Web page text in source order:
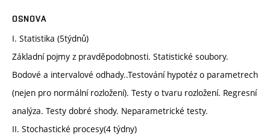
OSNOVA
I. Statistika (5týdnů)
Základní pojmy z pravděpodobnosti. Statistické soubory.
Bodové a intervalové odhady..Testování hypotéz o parametrech
(nejen pro normální rozložení). Testy o tvaru rozložení. Regresní
analýza. Testy dobré shody. Neparametrické testy.
II. Stochastické procesy(4 týdny)